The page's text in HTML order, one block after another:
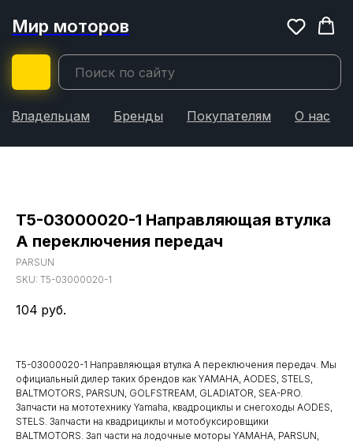
Мир моторов
Владельцам Бренды Покупателям О нас
T5-03000020-1 Направляющая втулка
А переключения передач
PARSUN
SKU: T5-03000020-1
104 руб.
T5-03000020-1 Направляющая втулка А переключения передач. Мы
официальный дилер таких брендов как YAMAHA, AODES, STELS,
BALTMOTORS, PARSUN, GOLFSTREAM, GLADIATOR, SEA-PRO.
Запчасти на мототехнику Yamaha, квадроциклы и снегоходы AODES,
STELS. Запчасти на квадрициклы и мотобуксировщики
BALTMOTORS. Зап части на лодочные моторы YAMAHA, PARSUN,